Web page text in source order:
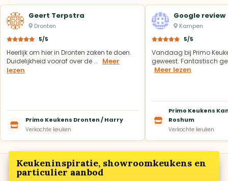
Geert Terpstra
Dronten
5/5
Heerlijk om hier in Dronten zaken te doen.
Duidelijkheid vooraf over de ... Meer
lezen
Primo Keukens Dronten / Harry
Verkochte keuken
Google review
Kampen
5/5
Vandaag bij Primo
geweest. Fantastisch
Meer lezen
Primo Keukens
Roshum
Verkochte keuken
Keukeninspiratie, showroomkeukens en
particulier aanbod